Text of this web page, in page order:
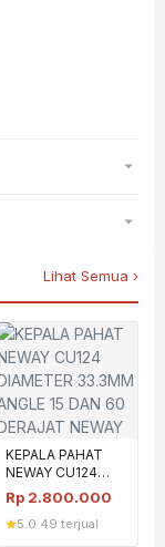
Lihat Semua ›
KEPALA PAHAT
NEWAY CU124
DIAMETER
33.3MM ANGLE 15
DAN 60 DERAJAT
Rp 2.800.000
5.0 49 terjual